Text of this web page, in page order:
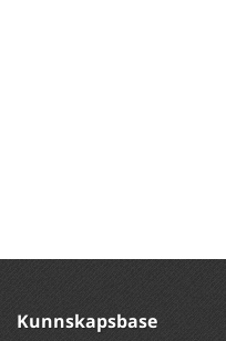
Kunnskapsbase